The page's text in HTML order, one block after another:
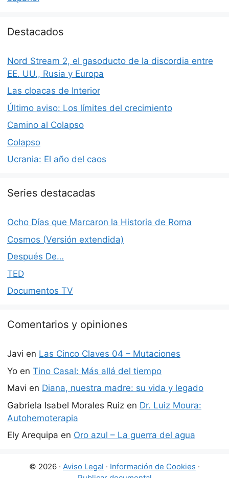
Destacados
Nord Stream 2, el gasoducto de la discordia entre
EE. UU., Rusia y Europa
Las cloacas de Interior
Último aviso: Los límites del crecimiento
Camino al Colapso
Colapso
Ucrania: El año del caos
Series destacadas
Ocho Días que Marcaron la Historia de Roma
Cosmos (Versión extendida)
Después De…
TED
Documentos TV
Comentarios y opiniones
Javi en Las Cinco Claves 04 – Mutaciones
Yo en Tino Casal: Más allá del tiempo
Mavi en Diana, nuestra madre: su vida y legado
Gabriela Isabel Morales Ruiz en Dr. Luiz Moura:
Autohemoterapia
Ely Arequipa en Oro azul – La guerra del agua
© 2026 · Aviso Legal · Información de Cookies ·